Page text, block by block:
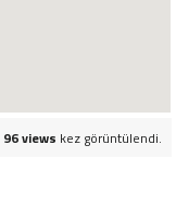
96 views kez görüntülendi.